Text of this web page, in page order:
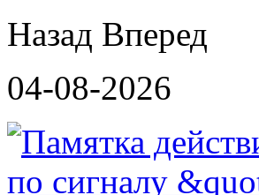
Назад Вперед
04-08-2026